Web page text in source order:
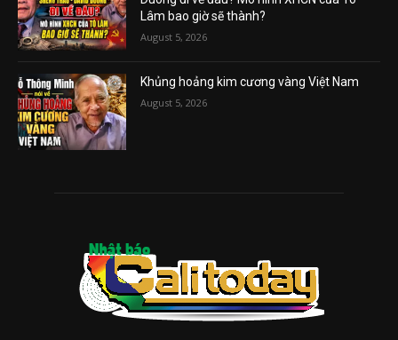
Lâm bao giờ sẽ thành?
August 5, 2026
Khủng hoảng kim cương vàng Việt Nam
August 5, 2026